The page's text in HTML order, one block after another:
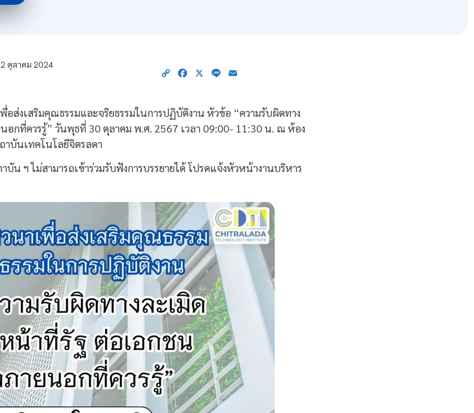
ตุลาคม 2024
Copy Facebook
X Line
ส่งเสริมคุณธรรมและจริยธรรมในการปฏิบัติงาน หัวข้อ “ความรับผิดทาง
อกที่ควรรู้” วันพุธที่ 30 ตุลาคม พ.ศ. 2567 เวลา 09:00- 11:30 น. ณ ห้อง
บันเทคโนโลยีจิตรลดา
น ฯ ไม่สามารถเข้าร่วมรับฟังการบรรยายได้ โปรดแจ้งหัวหน้างานบริหาร